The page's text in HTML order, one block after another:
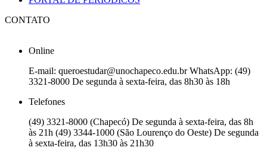
CONTATO
Online
E-mail: queroestudar@unochapeco.edu.br WhatsApp: (49)
3321-8000 De segunda à sexta-feira, das 8h30 às 18h
Telefones
(49) 3321-8000 (Chapecó) De segunda à sexta-feira, das 8h
às 21h (49) 3344-1000 (São Lourenço do Oeste) De segunda
à sexta-feira, das 13h30 às 21h30